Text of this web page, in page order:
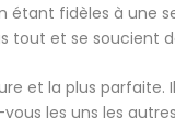
fidèles à une
tout et se soucient
et la plus
vous les uns les